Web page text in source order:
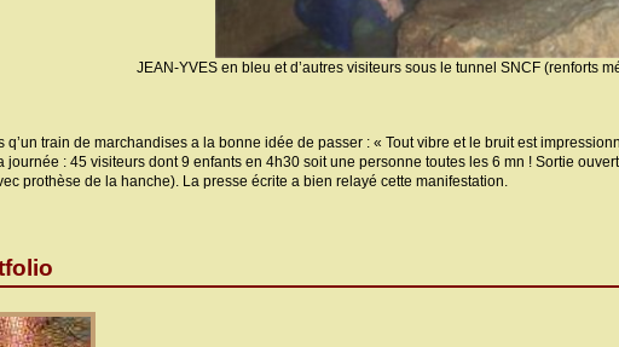
JEAN-YVES en bleu et d’autres visiteurs sous le tunnel SNCF (renforts
q’un train de marchandises a la bonne idée de passer : « Tout vibre et le bruit est
journée : 45 visiteurs dont 9 enfants en 4h30 soit une personne toutes les 6 mn ! Sortie
prothèse de la hanche). La presse écrite a bien relayé cette manifestation.